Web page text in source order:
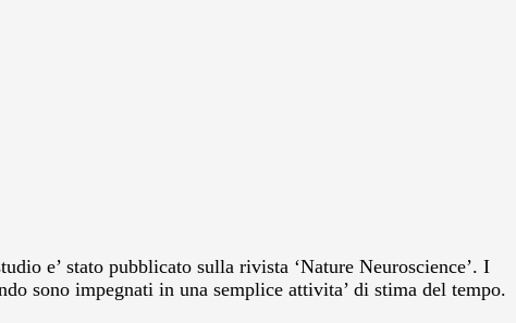
e’ stato pubblicato sulla rivista ‘Nature Neuroscience’. I
sono impegnati in una semplice attivita’ di stima del tempo.